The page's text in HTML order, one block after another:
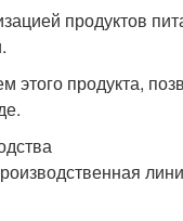
продуктов
этого продукта,